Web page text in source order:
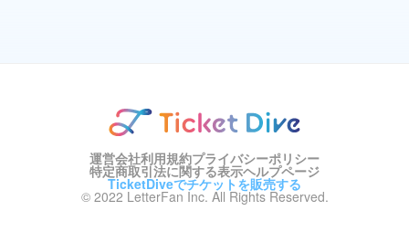
運営会社利用規約プライバシーポリシー
特定商取引法に関する表示ヘルプページ
TicketDiveでチケットを販売する
© 2022 LetterFan Inc. All Rights Reserved.